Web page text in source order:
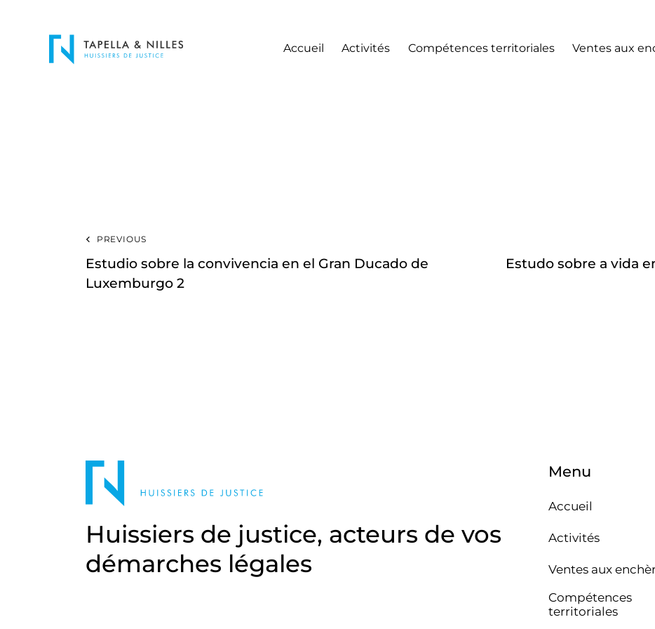
Accueil Activités Compétences territoriales Ventes aux
PREVIOUS
Estudio sobre la convivencia en el Gran Ducado de
Luxemburgo 2
Estudo sobre a vida
Huissiers de justice, acteurs de vos
démarches légales
Menu
Accueil
Activités
Ventes aux
Compétences
territoriales